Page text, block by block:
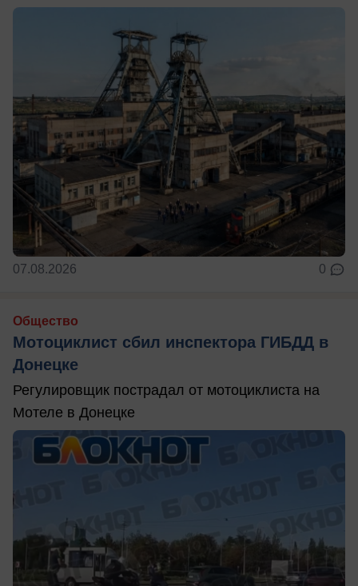
07.08.2026 0
Общество
Мотоциклист сбил инспектора ГИБДД в
Донецке
Регулировщик пострадал от мотоциклиста на
Мотеле в Донецке